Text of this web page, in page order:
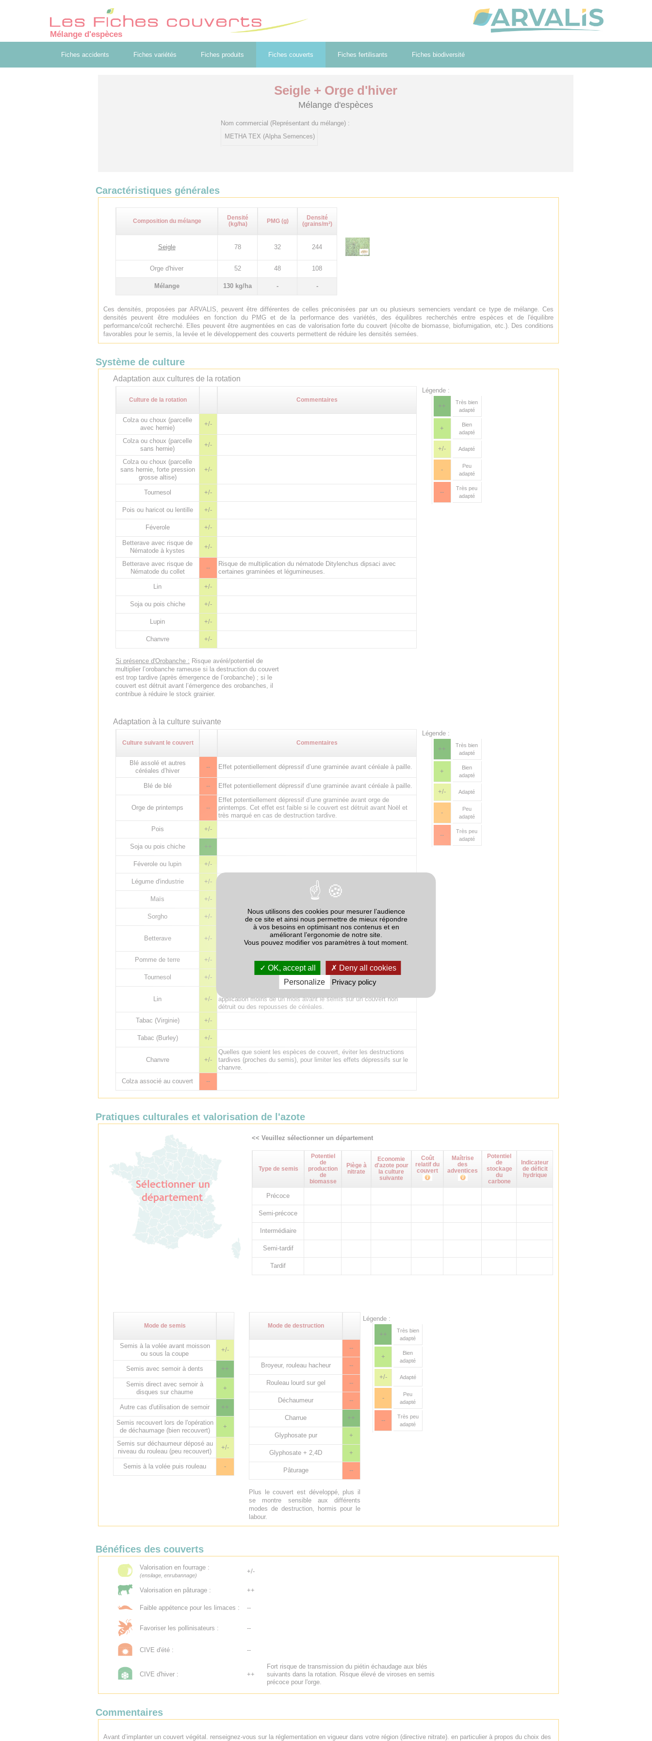
Mélange d'espèces
Fiches accidents Fiches variétés Fiches produits Fiches couverts Fiches fertilisants Fiches biodiversité
Seigle + Orge d'hiver
Mélange d'espèces
Nom commercial (Représentant du mélange) :
METHA TEX (Alpha Semences)
Caractéristiques générales
Composition du mélange
Densité
(kg/ha)
PMG (g)
Densité
(grains/m²)
Seigle 78 32 244
Orge d'hiver 52 48 108
Mélange 130 kg/ha - -
Ces densités, proposées par ARVALIS, peuvent être différentes de celles préconisées par un ou plusieurs semenciers vendant ce type de mélange. Ces
densités peuvent être modulées en fonction du PMG et de la performance des variétés, des équilibres recherchés entre espèces et de l'équilibre
performance/coût recherché. Elles peuvent être augmentées en cas de valorisation forte du couvert (récolte de biomasse, biofumigation, etc.). Des conditions
favorables pour le semis, la levée et le développement des couverts permettent de réduire les densités semées.
Système de culture
Adaptation aux cultures de la rotation
Culture de la rotation Commentaires
Colza ou choux (parcelle
avec hernie)
+/-
Colza ou choux (parcelle
sans hernie)
+/-
Colza ou choux (parcelle
sans hernie, forte pression
grosse altise)
+/-
Tournesol +/-
Pois ou haricot ou lentille +/-
Féverole +/-
Betterave avec risque de
Nématode à kystes
+/-
Betterave avec risque de
Nématode du collet
--
Risque de multiplication du nématode Ditylenchus dipsaci avec
certaines graminées et légumineuses.
Lin +/-
Soja ou pois chiche +/-
Lupin +/-
Chanvre +/-
Si présence d'Orobanche : Risque avéré/potentiel de
multiplier l’orobanche rameuse si la destruction du couvert
est trop tardive (après émergence de l’orobanche) ; si le
couvert est détruit avant l’émergence des orobanches, il
contribue à réduire le stock grainier.
Légende :
++
Très bien
adapté
+
Bien
adapté
+/- Adapté
-
Peu
adapté
--
Très peu
adapté
Adaptation à la culture suivante
Culture suivant le couvert Commentaires
Blé assolé et autres
céréales d’hiver
-- Effet potentiellement dépressif d’une graminée avant céréale à paille.
Blé de blé -- Effet potentiellement dépressif d’une graminée avant céréale à paille.
Orge de printemps --
Effet potentiellement dépressif d’une graminée avant orge de
printemps. Cet effet est faible si le couvert est détruit avant Noël et
très marqué en cas de destruction tardive.
Pois
+/-
Soja ou pois chiche ++
Féverole ou lupin +/-
Légume d'industrie +/-
Maïs +/-
Sorgho +/-
Betterave +/-
Risque d’amplification des populations du nématode Ditylenchus
dipsaci. Eviter une destruction trop tardive sans exportation pour
limiter un possible effet dépressif sur la betterave suivante.
Pomme de terre
+/-
Tournesol +/-
Lin +/-
Risque de phytotoxicité de glyphosate sur le lin suite à une
application moins de un mois avant le semis sur un couvert non
détruit ou des repousses de céréales.
Tabac (Virginie)
+/-
Tabac (Burley) +/-
Chanvre +/-
Quelles que soient les espèces de couvert, éviter les destructions
tardives (proches du semis), pour limiter les effets dépressifs sur le
chanvre.
Colza associé au couvert
--
Légende :
++
Très bien
adapté
+
Bien
adapté
+/- Adapté
-
Peu
adapté
--
Très peu
adapté
Pratiques culturales et valorisation de l'azote
<< Veuillez sélectionner un département
Type de semis
Potentiel
de
production
de
biomasse
Piège à
nitrate
Economie
d'azote pour
la culture
suivante
Coût
relatif du
couvert
Maîtrise
des
adventices
Potentiel
de
stockage
du
carbone
Indicateur
de déficit
hydrique
Précoce
Semi-précoce
Intermédiaire
Semi-tardif
Tardif
Mode de semis
Semis à la volée avant moisson
ou sous la coupe
+/-
Semis avec semoir à dents ++
Semis direct avec semoir à
disques sur chaume
+
Autre cas d'utilisation de semoir ++
Semis recouvert lors de l'opération
de déchaumage (bien recouvert)
+
Semis sur déchaumeur déposé au
niveau du rouleau (peu recouvert)
+/-
Semis à la volée puis rouleau -
Mode de destruction
--
Broyeur, rouleau hacheur --
Rouleau lourd sur gel --
Déchaumeur --
Charrue ++
Glyphosate pur +
Glyphosate + 2,4D +
Pâturage --
Plus le couvert est développé, plus il
se montre sensible aux différents
modes de destruction, hormis pour le
labour.
Légende :
++
Très bien
adapté
+
Bien
adapté
+/- Adapté
-
Peu
adapté
--
Très peu
adapté
Bénéfices des couverts
Valorisation en fourrage :
(ensilage, enrubannage)
+/-
Valorisation en pâturage : ++
Faible appétence pour les limaces : --
Favoriser les pollinisateurs : --
CIVE d'été : --
CIVE d'hiver : ++
Fort risque de transmission du piétin échaudage aux blés
suivants dans la rotation. Risque élevé de viroses en semis
précoce pour l'orge.
Commentaires
Avant d’implanter un couvert végétal. renseignez-vous sur la réglementation en vigueur dans votre région (directive nitrate). en particulier à propos du choix des
Nous utilisons des cookies pour mesurer l’audience
de ce site et ainsi nous permettre de mieux répondre
à vos besoins en optimisant nos contenus et en
améliorant l’ergonomie de notre site.
Vous pouvez modifier vos paramètres à tout moment.
OK, accept all
Deny all cookies
Personalize
Privacy policy